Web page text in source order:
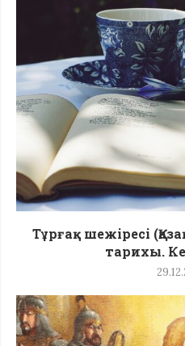
Тұрғақ шежіресі
тарихы.